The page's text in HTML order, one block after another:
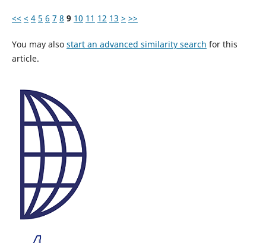
<< < 4 5 6 7 8 9 10 11 12 13 > >>
You may also start an advanced similarity search for this
article.